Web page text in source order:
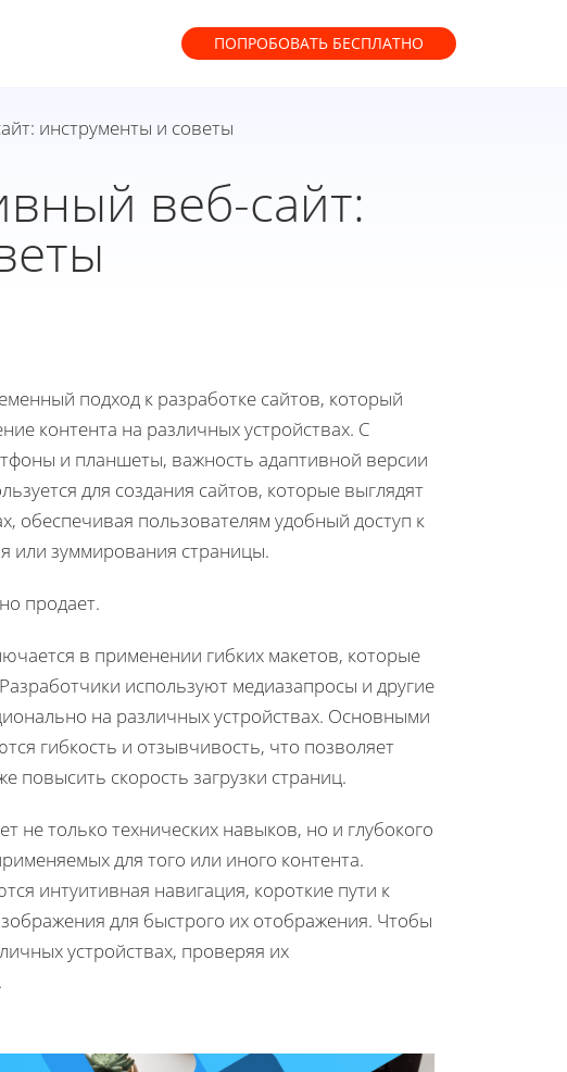
ПОПРОБОВАТЬ БЕСПЛАТНО
инструменты и советы
веб-сайт:
подход к разработке сайтов, который
контента на различных устройствах. С
и планшеты, важность адаптивной версии
для создания сайтов, которые выглядят
обеспечивая пользователям удобный доступ к
или зуммирования страницы.
продает.
в применении гибких макетов, которые
используют медиазапросы и другие
на различных устройствах. Основными
гибкость и отзывчивость, что позволяет
повысить скорость загрузки страниц.
не только технических навыков, но и глубокого
для того или иного контента.
интуитивная навигация, короткие пути к
для быстрого их отображения. Чтобы
устройствах, проверяя их